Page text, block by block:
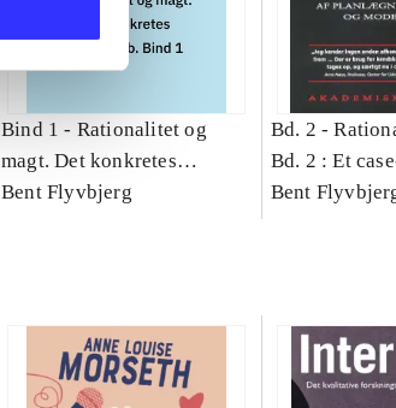
Bind 1 - Rationalitet og
magt. Det konkretes
videnskab. Bind 1
Bent Flyvbjerg
Bd. 2 -
Bd. 2 : Et
studie af
Bent